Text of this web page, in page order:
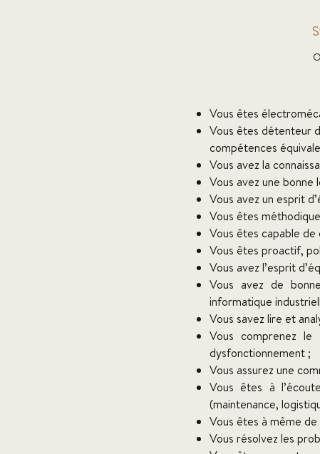
Vous êtes
Vous êtes détenteur
compétences
Vous avez la
Vous avez une
Vous avez un esprit
Vous êtes
Vous êtes capable
Vous êtes proactif,
Vous avez l’esprit
Vous avez de
informatique
Vous savez lire et
Vous comprenez
dysfonctionnement ;
Vous assurez une
Vous êtes à
(maintenance,
Vous êtes à même
Vous résolvez les